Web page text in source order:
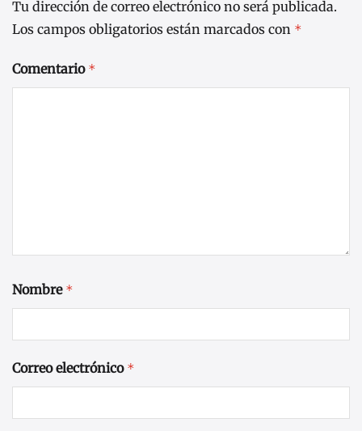
Tu dirección de correo electrónico no será publicada.
Los campos obligatorios están marcados con *
Comentario *
Nombre *
Correo electrónico *